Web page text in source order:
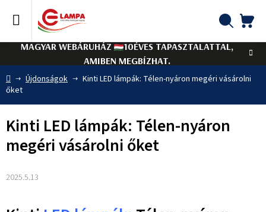
tartalomhoz
MAGYAR WEBÁRUHÁZ
10ÉVES TAPASZTALATTAL,
AMIBEN MEGBÍZHAT.
Kezdőlap
Újdonságok
Kinti LED lámpák: Télen-nyáron megéri vásárolni
őket
Kinti LED lámpák: Télen-nyáron
megéri vásárolni őket
2025.5.13